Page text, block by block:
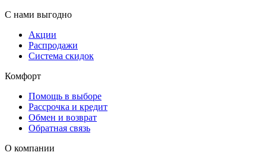
С нами выгодно
Акции
Распродажи
Система скидок
Комфорт
Помощь в выборе
Рассрочка и кредит
Обмен и возврат
Обратная связь
О компании